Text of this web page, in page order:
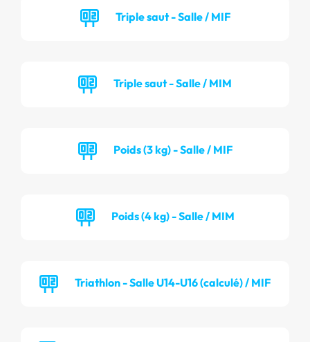
Triple saut - Salle / MIF
Triple saut - Salle / MIM
Poids (3 kg) - Salle / MIF
Poids (4 kg) - Salle / MIM
Triathlon - Salle U14-U16 (calculé) / MIF